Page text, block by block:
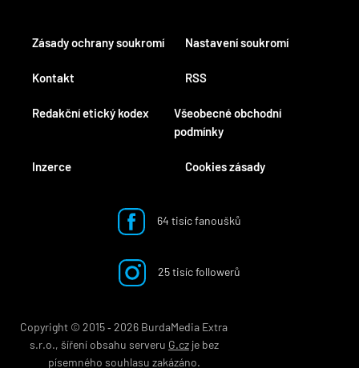
Kontakt
Redakční etický kodex
Inzerce
RSS
Všeobecné obchodní
podmínky
Cookies zásady
Zásady ochrany soukromí Nastavení soukromí
64 tisíc fanoušků
25 tisíc followerů
Copyright © 2015 ‐ 2026 BurdaMedia Extra
s.r.o., šíření obsahu serveru G.czje bez
písemného souhlasu zakázáno.